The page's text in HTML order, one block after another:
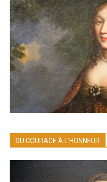
DU COURAGE À L’HONNEUR